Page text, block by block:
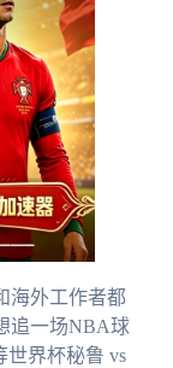
海外工作者都
追一场NBA球
世界杯秘鲁 vs